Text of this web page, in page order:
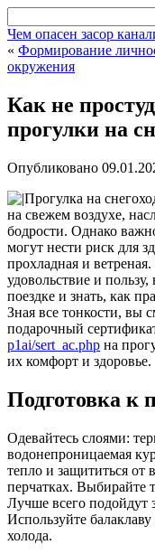
Чем опасен засор
« Формирование
окружения
Как не
прогулки на
Опубликовано
Прогулка на
на свежем воздухе,
бодрости. Однако
могут нести риск для
прохладная и
удовольствие и
поездке и знать, как
Зная все тонкости, вы
подарочный
p1ai/sert_ac.php на
их комфорт и здоровье.
Подготовка к
Одевайтесь слоями:
водонепроницаемая
тепло и защититься от
перчатках. Выбирайте
Лучше всего подойдут
Используйте
холода.